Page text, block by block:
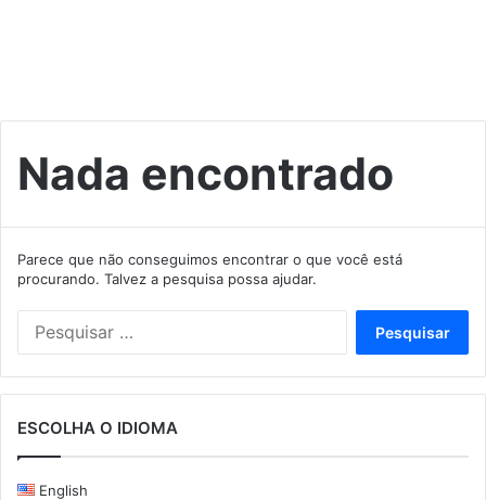
Nada encontrado
Parece que não conseguimos encontrar o que você está
procurando. Talvez a pesquisa possa ajudar.
ESCOLHA O IDIOMA
English